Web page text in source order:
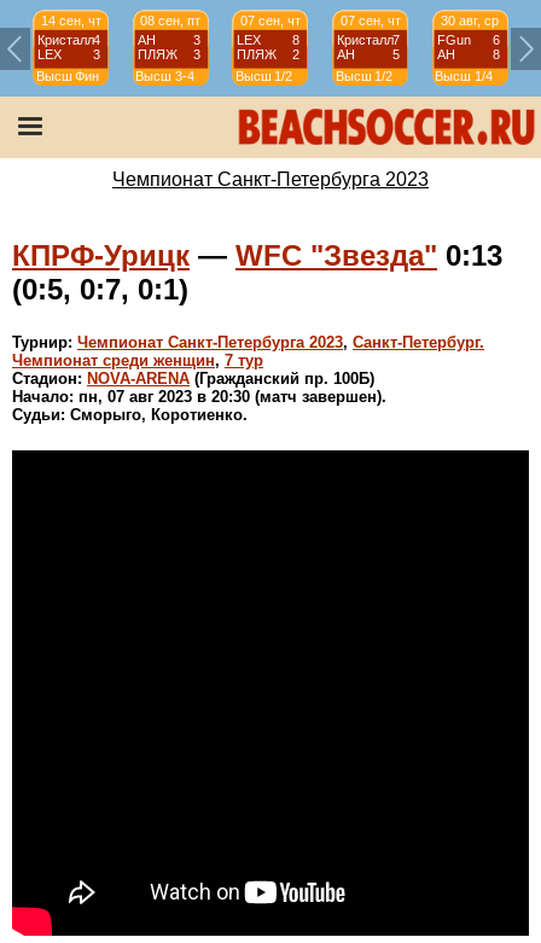
14 сен, чт
Кристалл4
LEX
3
Высш Фин
08 сен, пт
АН
3
ПЛЯЖ
3
Высш 3-4
07 сен, чт
LEX
8
ПЛЯЖ
2
Высш 1/2
07 сен, чт
Кристалл7
АН
5
Высш 1/2
30 авг, ср
FGun
6
АН
8
Высш 1/4
Чемпионат Санкт-Петербурга 2023
КПРФ-Урицк — WFC "Звезда" 0:13
(0:5, 0:7, 0:1)
Турнир: Чемпионат Санкт-Петербурга 2023, Санкт-Петербург.
Чемпионат среди женщин, 7 тур
Стадион: NOVA-ARENA (Гражданский пр. 100Б)
Начало: пн, 07 авг 2023 в 20:30 (матч завершен).
Судьи: Сморыго, Коротиенко.